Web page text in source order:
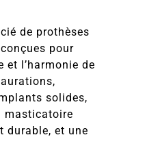
de prothèses
pour
et l’harmonie de
solides,
masticatoire
durable, et une